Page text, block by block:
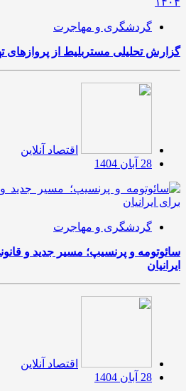
گردشگری و مهاجرت
گزارش تحلیلی مستربلیط از پروازهای
اقتصاد آنلاین
28 آبان 1404
گردشگری و مهاجرت
سائوتومه و پرنسیپ؛ مسیر جدید و
ایرانیان
اقتصاد آنلاین
28 آبان 1404